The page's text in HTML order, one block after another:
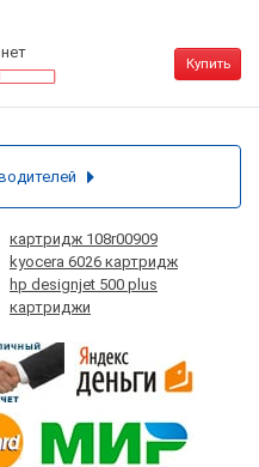
нет
Купить
картридж 108r00909
kyocera 6026 картридж
hp designjet 500 plus
картриджи